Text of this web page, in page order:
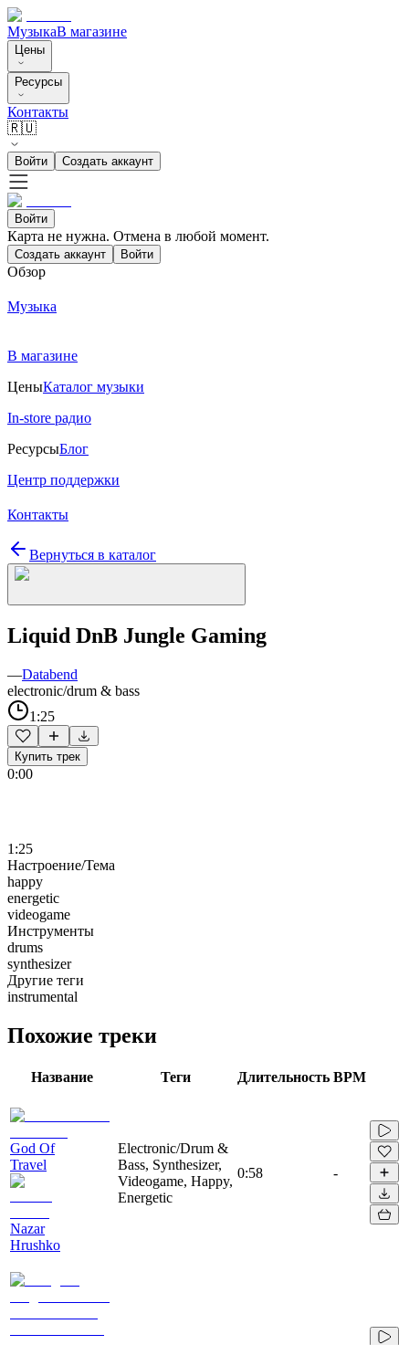
МузыкаВ магазине
Цены
Ресурсы
Контакты
🇷🇺
Войти Создать аккаунт
Войти
Карта не нужна. Отмена в любой момент.
Создать аккаунт Войти
Обзор
Музыка
В магазине
ЦеныКаталог музыки
In-store радио
РесурсыБлог
Центр поддержки
Контакты
Вернуться в каталог
Liquid DnB Jungle Gaming
—Databend
electronic/drum & bass
1:25
Купить трек
0:00
1:25
Настроение/Тема
happy
energetic
videogame
Инструменты
drums
synthesizer
Другие теги
instrumental
Похожие треки
Название Теги Длительность BPM
God Of
Travel
Nazar
Hrushko
Electronic/Drum &
Bass, Synthesizer,
Videogame, Happy,
Energetic
0:58 -